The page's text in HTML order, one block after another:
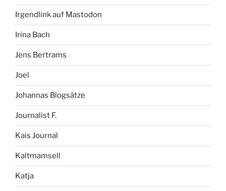
Irgendlink auf Mastodon
Irina Bach
Jens Bertrams
Joel
Johannas Blogsätze
Journalist F.
Kais Journal
Kaltmamsell
Katja